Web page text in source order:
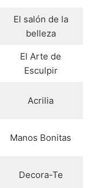
El salón de la
belleza
El Arte de
Esculpir
Acrilia
Manos Bonitas
Decora-Te